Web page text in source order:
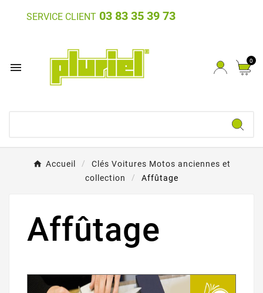
SERVICE CLIENT 03 83 35 39 73
 0
Accueil
Clés Voitures Motos anciennes et
collection
Affûtage
Affûtage